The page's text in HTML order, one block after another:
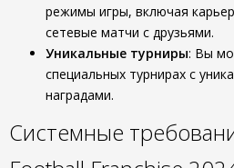
режимы игры, включая
сетевые матчи с друзьями.
Уникальные турниры: Вы
специальных турнирах с
наградами.
Системные